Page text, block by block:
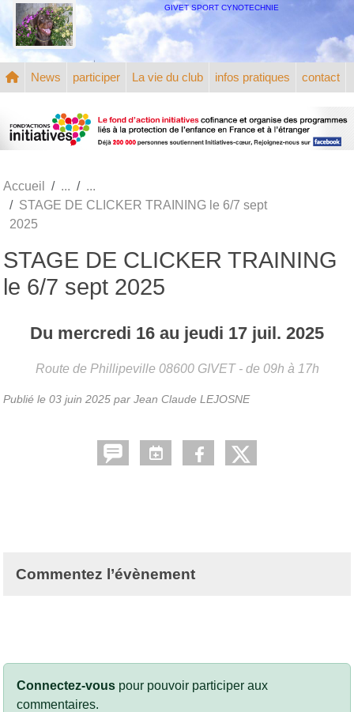
GIVET SPORT CYNOTECHNIE
News participer La vie du club infos pratiques contact
Accueil
STAGE DE CLICKER TRAINING le 6/7 sept
2025
STAGE DE CLICKER TRAINING
le 6/7 sept 2025
Du mercredi 16 au jeudi 17 juil. 2025
Route de Phillipeville 08600 GIVET - de 09h à 17h
Publié le 03 juin 2025 par Jean Claude LEJOSNE
Commentez l’évènement
Connectez-vous pour pouvoir participer aux
commentaires.
Panneau de gestion des cookies